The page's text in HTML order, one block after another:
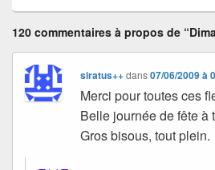
120 commentaires à propos de
siratus++dans07/06/2009 à
Merci pour toutes ces
Belle journée de fête à
Gros bisous, tout plein.